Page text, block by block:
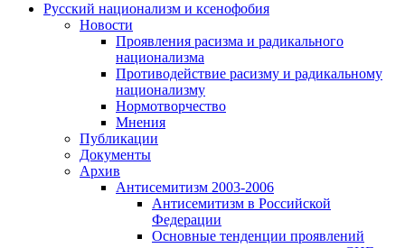
Русский национализм и ксенофобия
Новости
Проявления расизма и радикального
национализма
Противодействие расизму и радикальному
национализму
Нормотворчество
Мнения
Публикации
Документы
Архив
Антисемитизм 2003-2006
Антисемитизм в Российской
Федерации
Основные тенденции проявлений